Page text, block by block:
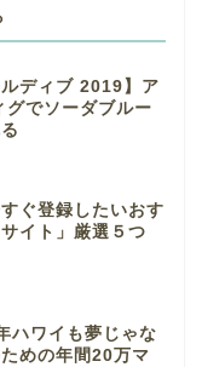
ルディブ 2019】ア
グでソーダブルー
ぐ登録したいおす
イト」厳選５つ
ハワイも夢じゃな
めの年間20万マ